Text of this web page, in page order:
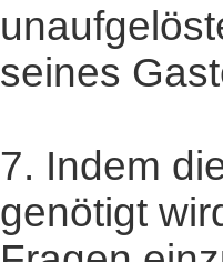
seines
7. Indem
genötigt